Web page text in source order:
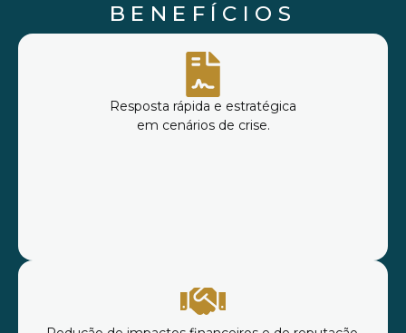
BENEFÍCIOS
Resposta rápida e estratégica
em cenários de crise.